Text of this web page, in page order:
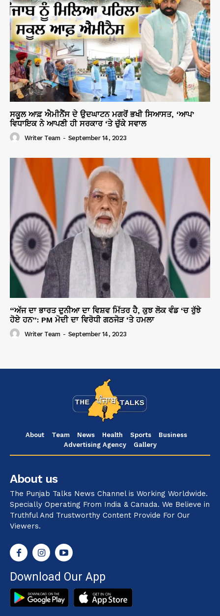
ਸਕੂਲ ਆਫ਼ ਐਮੀਨੈਂਸ ਦੇ ਉਦਘਾਟਨ ਮਗਰੋਂ ਭਖੀ ਸਿਆਸਤ, ‘ਆਪ’
ਵਿਧਾਇਕ ਨੇ ਆਪਣੀ ਹੀ ਸਰਕਾਰ ‘ਤੇ ਚੁੱਕੇ ਸਵਾਲ
Writer Team - September 14, 2023
“ਅੱਜ ਦਾ ਭਾਰਤ ਦੁਨੀਆ ਦਾ ਵਿਸ਼ਵ ਮਿੱਤਰ ਹੈ, ਕੁਝ ਲੋਕ ਵੰਡ ‘ਚ ਰੁੱਝੇ
ਹੋਏ ਹਨ”: PM ਮੋਦੀ ਦਾ ਵਿਰੋਧੀ ਗਠਜੋੜ ‘ਤੇ ਹਮਲਾ
Writer Team - September 14, 2023
About Team News Health Sports
Business
Advertising Agency
Gallery
About us
The Punjab Talks News Channel is Working Worldwide.
Specially Operating From India & Canada. We Believe in
Truthful And Trustworthy Content Provide For Our
Viewers.
Download Our App